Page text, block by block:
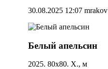
30.08.2025 12:07 mrakov
Белый апельсин
2025. 80х80. Х., м